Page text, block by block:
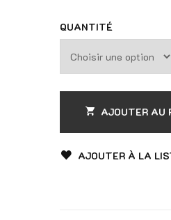
sur
QUANTITÉ
AJOUTER AU
AJOUTER À LA